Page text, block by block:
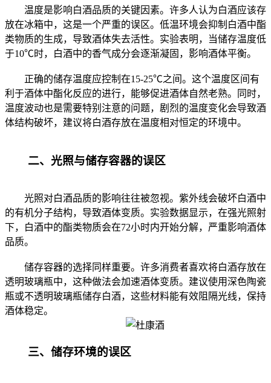
温度是影响白酒品质的关键因素。许多人认为白酒应该存
放在冰箱中，这是一个严重的误区。低温环境会抑制白酒中酯
类物质的生成，导致酒体失去活性。实验表明，当储存温度低
于10℃时，白酒中的香气成分会逐渐凝固，影响酒体平衡。
正确的储存温度应控制在15-25℃之间。这个温度区间有
利于酒体中酯化反应的进行，能够促进酒体自然老熟。同时，
温度波动也是需要特别注意的问题，剧烈的温度变化会导致酒
体结构破坏，建议将白酒存放在温度相对恒定的环境中。
二、光照与储存容器的误区
光照对白酒品质的影响往往被忽视。紫外线会破坏白酒中
的有机分子结构，导致酒体变质。实验数据显示，在强光照射
下，白酒中的酯类物质会在72小时内开始分解，严重影响酒体
品质。
储存容器的选择同样重要。许多消费者喜欢将白酒存放在
透明玻璃瓶中，这种做法会加速酒体变质。建议使用深色陶瓷
瓶或不透明玻璃瓶储存白酒，这些材料能有效阻隔光线，保持
酒体稳定。
三、储存环境的误区